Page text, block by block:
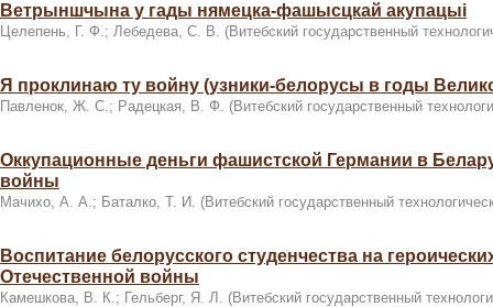
Ветрыншчына у гады нямецка-фашысцкай акупацыi
Целепень, Г. Ф.; Лебедева, С. В. (Витебский государственный
Я проклинаю ту войну (узники-белорусы в годы
Павленок, Ж. С.; Радецкая, В. Ф. (Витебский государственный
Оккупационные деньги фашистской Германии в
войны
Мачихо, А. А.; Баталко, Т. И. (Витебский государственный
Воспитание белорусского студенчества на
Отечественной войны
Камешкова, В. К.; Гельберг, Я. Л. (Витебский государственный